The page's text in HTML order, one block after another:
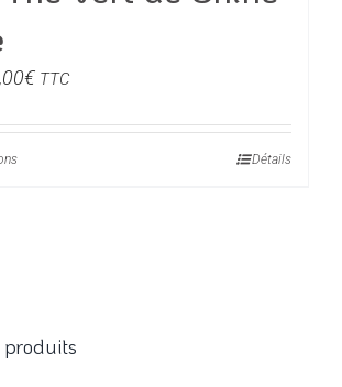
€Plage
prix :
TTC
Ce
options
Détails
produits